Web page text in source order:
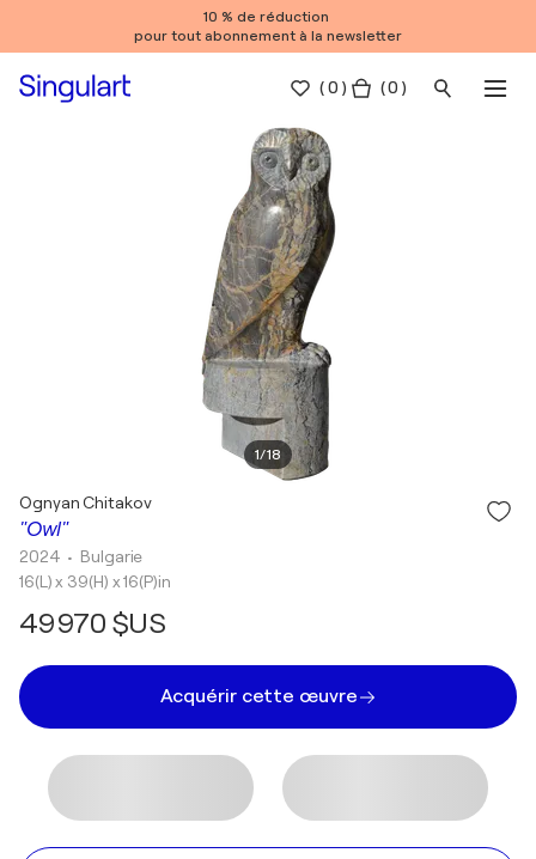
10 % de réduction
pour tout abonnement à la newsletter
(0 ) ( 0 )
1/18
"Owl"
Ognyan Chitakov
2024 • Bulgarie
16(L) x 39(H) x 16(P)in
49 970 $US
Acquérir cette œuvre